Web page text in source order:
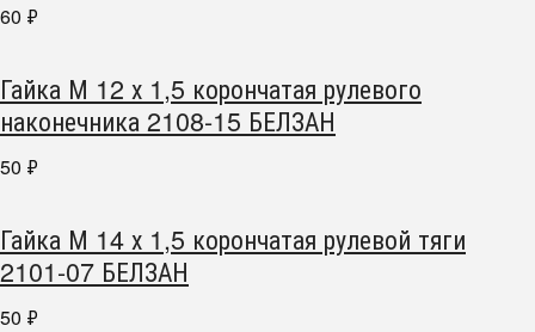
60 ₽
Гайка М 12 х 1,5 корончатая рулевого
наконечника 2108-15 БЕЛЗАН
50 ₽
Гайка М 14 х 1,5 корончатая рулевой тяги
2101-07 БЕЛЗАН
50 ₽